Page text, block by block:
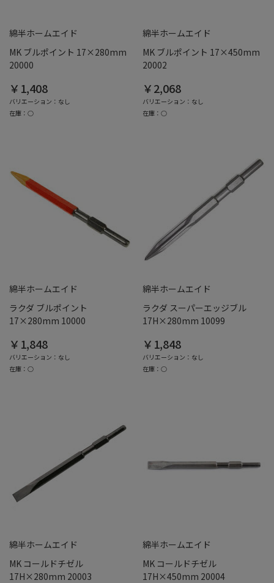
綿半ホームエイド
MK ブルポイント 17×280mm
20000
￥1,408
バリエーション：なし
在庫：○
綿半ホームエイド
MK ブルポイント 17×450mm
20002
￥2,068
バリエーション：なし
在庫：○
綿半ホームエイド
ラクダ ブルポイント
17×280mm 10000
￥1,848
バリエーション：なし
在庫：○
綿半ホームエイド
ラクダ スーパーエッジブル
17H×280mm 10099
￥1,848
バリエーション：なし
在庫：○
綿半ホームエイド
MK コールドチゼル
17H×280mm 20003
綿半ホームエイド
MK コールドチゼル
17H×450mm 20004